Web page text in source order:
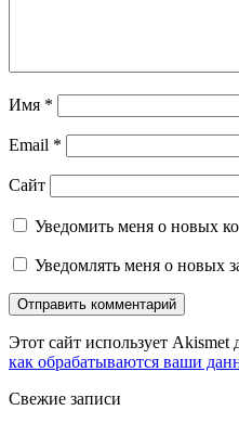
Имя *
Email *
Сайт
Уведомить меня о новых
Уведомлять меня о новых
Этот сайт использует Akismet
как обрабатываются ваши
Свежие записи